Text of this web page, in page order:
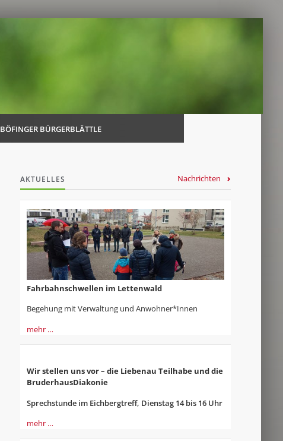
BÖFINGER BÜRGERBLÄTTLE
AKTUELLES Nachrichten
Fahrbahnschwellen im Lettenwald
Begehung mit Verwaltung und Anwohner*Innen
mehr …
Wir stellen uns vor – die Liebenau Teilhabe und die
BruderhausDiakonie
Sprechstunde im Eichbergtreff, Dienstag 14 bis 16 Uhr
mehr …